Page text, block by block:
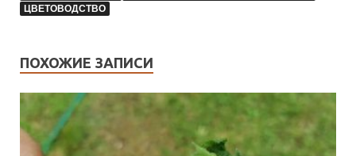
ЦВЕТОВОДСТВО
ПОХОЖИЕ ЗАПИСИ